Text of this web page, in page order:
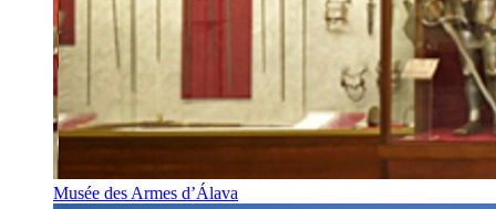
Musée des Armes d’Álava